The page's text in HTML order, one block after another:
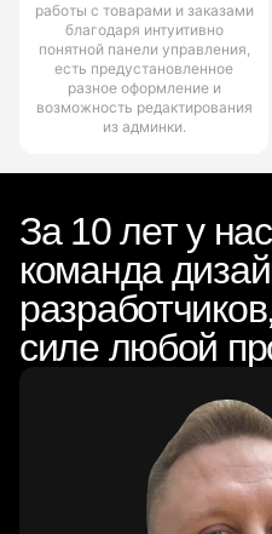
работы с товарами и заказами
благодаря интуитивно
понятной панели управления,
есть предустановленное
разное оформление и
возможность редактирования
из админки.
За 10 лет у
команда
силе любой